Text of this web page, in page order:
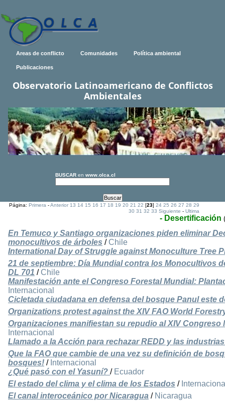
Areas de conflicto Comunidades Política ambiental
Publicaciones
Observatorio Latinoamericano de Conflictos
Ambientales
BUSCAR en www.olca.cl
Página:Primera -Anterior 13 14 15 16 17 18 19 20 21 22 [23]24 25 26 27 28 29
30 31 32 33 Siguiente -Ultima
- Desertificación
En Temuco y Santiago organizaciones piden eliminar
monocultivos de árboles / Chile
International Day of Struggle against Monoculture Tree
21 de septiembre: Día Mundial contra los Monocultivos
DL 701 / Chile
Manifestación ante el Congreso Forestal Mundial:
Internacional
Cicletada ciudadana en defensa del bosque Panul este
Organizations protest against the XIV FAO World
Organizaciones manifiestan su repudio al XIV Congreso
Internacional
Llamado a la Acción para rechazar REDD y las
Que la FAO que cambie de una vez su definición de
bosques! / Internacional
¿Qué pasó con el Yasuní? / Ecuador
El estado del clima y el clima de los Estados /
El canal interoceánico por Nicaragua / Nicaragua